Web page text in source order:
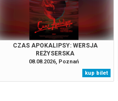
CZAS APOKALIPSY: WERSJA
REŻYSERSKA
08.08.2026, Poznań
kup bilet